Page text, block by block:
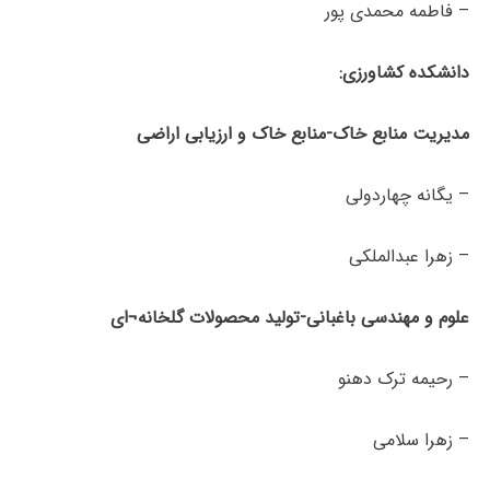
– فاطمه محمدی پور
دانشکده کشاورزی:
مدیریت منابع خاک-منابع خاک و ارزیابی اراضی
– یگانه چهاردولی
– زهرا عبدالملکی
علوم و مهندسی باغبانی-تولید محصولات گلخانه¬ای
– رحیمه ترک دهنو
– زهرا سلامی